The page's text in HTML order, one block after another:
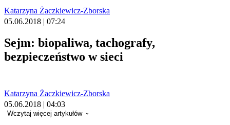
Katarzyna Żaczkiewicz-Zborska
05.06.2018 | 07:24
Sejm: biopaliwa, tachografy,
bezpieczeństwo w sieci
Katarzyna Żaczkiewicz-Zborska
05.06.2018 | 04:03
Wczytaj więcej artykułów